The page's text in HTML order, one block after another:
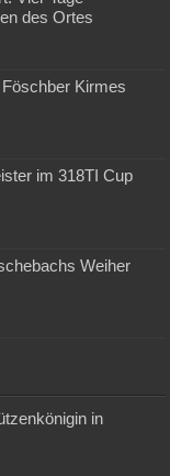
des Ortes
Kirmes
im 318TI Cup
Weiher
in